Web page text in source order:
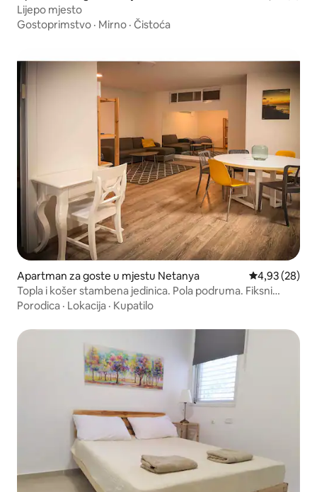
Lijepo mjesto
Gostoprimstvo · Mirno · Čistoća
Apartman za goste u mjestu Netanya Prosječna
4,93 (28)
Topla i košer stambena jedinica. Pola podruma. Fiksni
mamad
Porodica · Lokacija · Kupatilo